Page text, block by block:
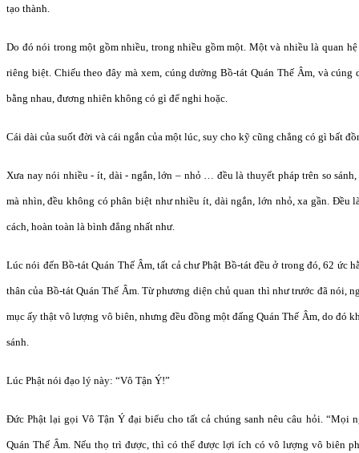
tạo thành.
Do đó nói trong một gồm nhiều, trong nhiều gồm một. Một và nhiều là quan
riêng biệt. Chiếu theo đây mà xem, cúng dường Bồ-tát Quán Thế Âm, và cúng
bằng nhau, đương nhiên không có gì để nghi hoặc.
Cái dài của suốt đời và cái ngắn của một lúc, suy cho kỹ cũng chẳng có gì bất
Xưa nay nói nhiều - ít, dài - ngắn, lớn – nhỏ … đều là thuyết pháp trên so
mà nhìn, đều không có phân biệt như nhiều ít, dài ngắn, lớn nhỏ, xa gần. Đều
cách, hoàn toàn là bình đẳng nhất như.
Lúc nói đến Bồ-tát Quán Thế Âm, tất cả chư Phật Bồ-tát đều ở trong đó, 62 ức
thân của Bồ-tát Quán Thế Âm. Từ phương diện chủ quan thì như trước đã nói,
mục ấy thật vô lượng vô biên, nhưng đều đồng một đấng Quán Thế Âm, do đó
sánh.
Lúc Phật nói đạo lý này: “Vô Tận Ý!”
Đức Phật lại gọi Vô Tận Ý đại biểu cho tất cả chúng sanh nêu câu hỏi. “Mọi
Quán Thế Âm. Nếu thọ trì được, thì có thể được lợi ích có vô lượng vô biên